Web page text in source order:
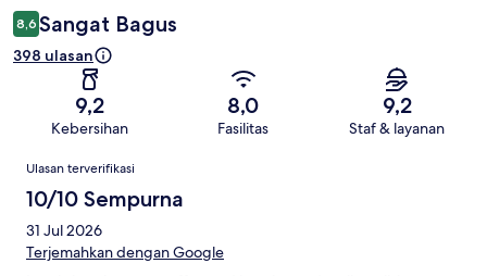
8,6 Sangat Bagus
398 ulasan
9,2
Kebersihan
8,0
Fasilitas
9,2
Staf & layanan
Ulasan
Ulasan terverifikasi
10/10 Sempurna
31 Jul 2026
Terjemahkan dengan Google